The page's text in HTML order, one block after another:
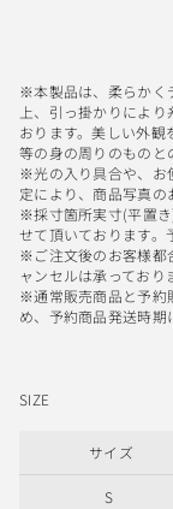
※本製品は、柔らかく
上、引っ掛かりによ
おります。美しい外観
等の身の周りのものと
※光の入り具合や、お
定により、商品写真の
※採寸箇所実寸(平置
せて頂いております。
※ご注文後のお客様都
ャンセルは承っており
※通常販売商品と予約
め、予約商品発送時期
SIZE
サイズ
S